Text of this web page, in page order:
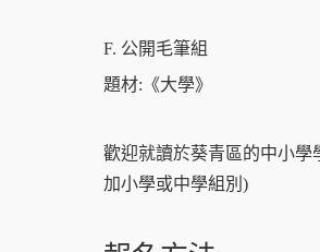
F. 公開毛筆組
題材:《大學》
歡迎就讀於葵青區的中小學
加小學或中學組別)